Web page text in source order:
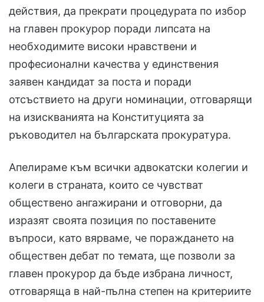
действия, да прекрати процедурата по избор
на главен прокурор поради липсата на
необходимите високи нравствени и
професионални качества у единствения
заявен кандидат за поста и поради
отсъствието на други номинации, отговарящи
на изискванията на Конституцията за
ръководител на българската прокуратура.
Апелираме към всички адвокатски колегии и
колеги в страната, които се чувстват
обществено ангажирани и отговорни, да
изразят своята позиция по поставените
въпроси, като вярваме, че пораждането на
обществен дебат по темата, ще позволи за
главен прокурор да бъде избрана личност,
отговаряща в най-пълна степен на критериите